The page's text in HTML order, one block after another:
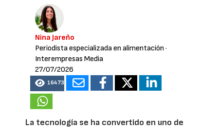
Nina Jareño
Periodista especializada en alimentación ·
Interempresas Media
27/07/2026
16473
La tecnología se ha convertido en uno de